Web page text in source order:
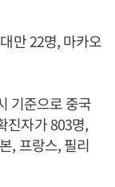
만 22명, 마카오
기준으로 중국
진자가 803명,
, 프랑스, 필리